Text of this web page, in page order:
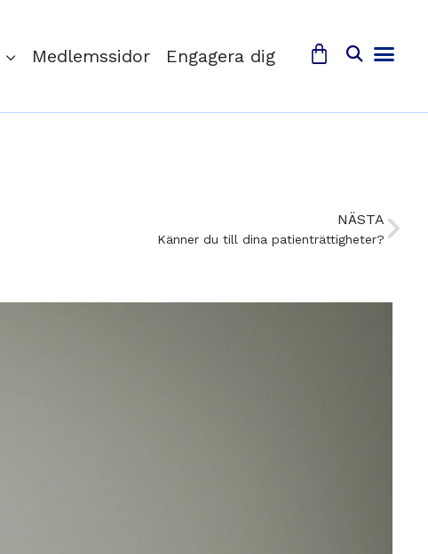
Medlemssidor Engagera dig
NÄSTA
Känner du till dina patienträttigheter?